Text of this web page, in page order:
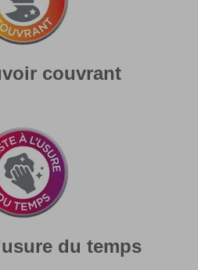
couvrant
du temps